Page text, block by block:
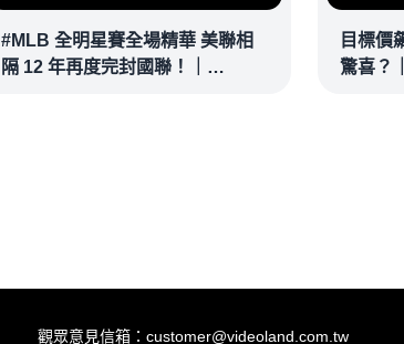
#MLB 全明星賽全場精華 美聯相
隔 12 年再度完封國聯！｜
目標價
驚喜？
觀眾意見信箱：customer@videoland.com.tw